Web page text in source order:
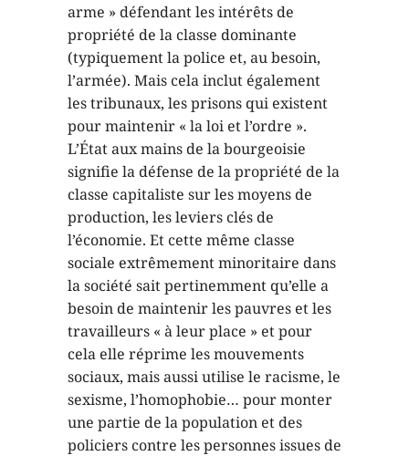
arme » défendant les intérêts de
propriété de la classe dominante
(typiquement la police et, au besoin,
l’armée). Mais cela inclut également
les tribunaux, les prisons qui existent
pour maintenir « la loi et l’ordre ».
L’État aux mains de la bourgeoisie
signifie la défense de la propriété de la
classe capitaliste sur les moyens de
production, les leviers clés de
l’économie. Et cette même classe
sociale extrêmement minoritaire dans
la société sait pertinemment qu’elle a
besoin de maintenir les pauvres et les
travailleurs « à leur place » et pour
cela elle réprime les mouvements
sociaux, mais aussi utilise le racisme, le
sexisme, l’homophobie… pour monter
une partie de la population et des
policiers contre les personnes issues de